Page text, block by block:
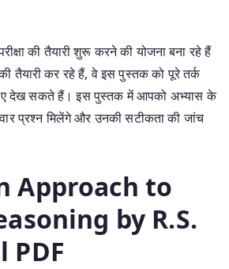
की तैयारी शुरू करने की योजना बना रहे हैं
की तैयारी कर रहे हैं, वे इस पुस्तक को पूरे तर्क
देख सकते हैं। इस पुस्तक में आपको अभ्यास के
प्रश्न मिलेंगे और उनकी सटीकता की जांच
Approach to
by R.S.
PDF